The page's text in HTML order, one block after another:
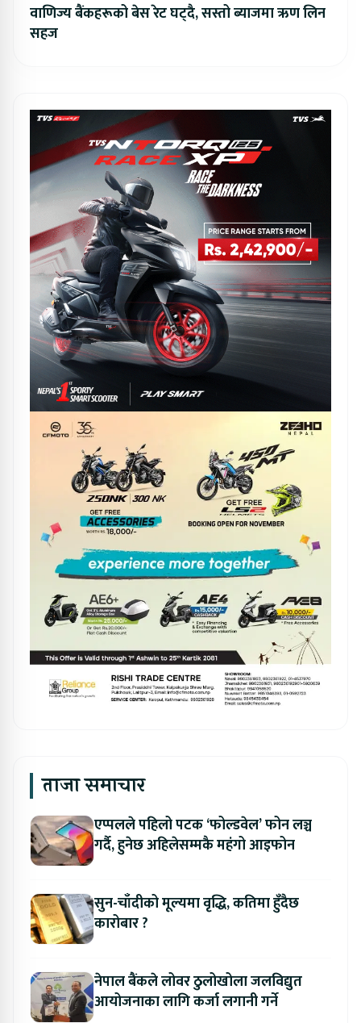
वाणिज्य बैंकहरूको बेस रेट घट्दै, सस्तो ब्याजमा ऋण लिन
सहज
ताजा समाचार
एप्पलले पहिलो पटक ‘फोल्डवेल’ फोन लञ्च
गर्दै, हुनेछ अहिलेसम्मकै महंगो आइफोन
सुन-चाँदीको मूल्यमा वृद्धि, कतिमा हुँदैछ
कारोबार ?
नेपाल बैंकले लोवर ठुलोखोला जलविद्युत
आयोजनाका लागि कर्जा लगानी गर्ने